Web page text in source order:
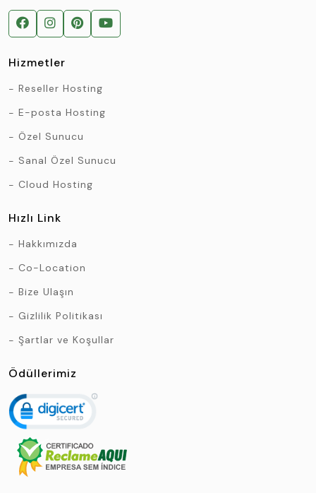
Hizmetler
Reseller Hosting
E-posta Hosting
Özel Sunucu
Sanal Özel Sunucu
Cloud Hosting
Hızlı Link
Hakkımızda
Co-Location
Bize Ulaşın
Gizlilik Politikası
Şartlar ve Koşullar
Ödüllerimiz